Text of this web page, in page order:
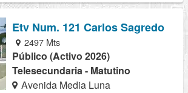
Etv Num. 121 Carlos Sagredo
2497 Mts
Público (Activo 2026)
Telesecundaria - Matutino
Avenida Media Luna